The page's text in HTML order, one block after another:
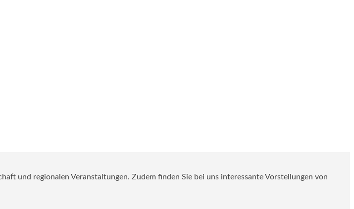
und regionalen Veranstaltungen. Zudem finden Sie bei uns interessante Vorstellungen von